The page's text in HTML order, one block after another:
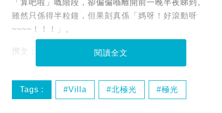
「算吧啦」嘅階段，卻偏偏喺離開前一晚半夜睇到 。
雖然只係得半粒鐘，但果刻真係「媽呀！好滾動呀
~~~~！！！」。
撰文：狼之 閱讀全文
Tags : Villa 北極光 極光